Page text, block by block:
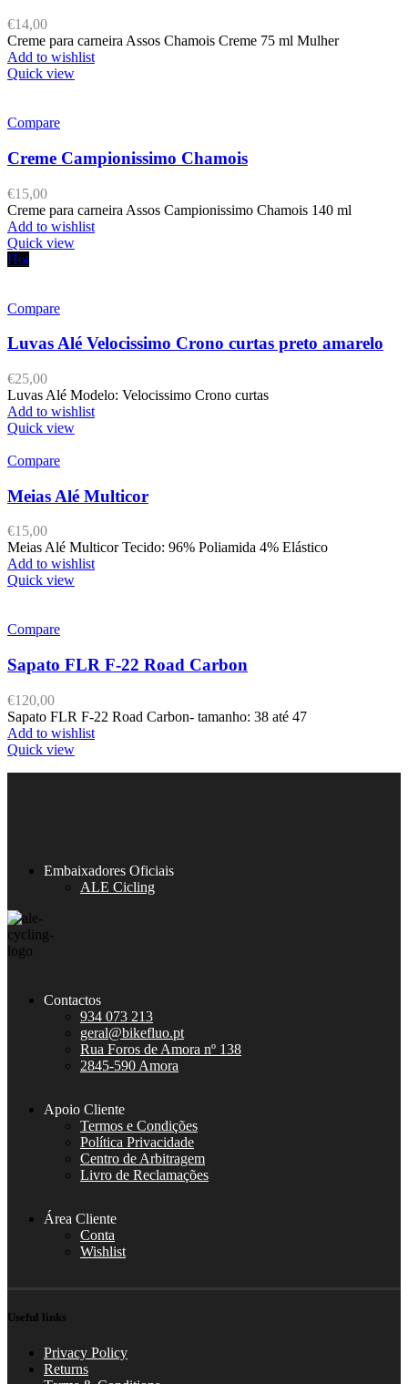
€14,00
Creme para carneira Assos Chamois Creme 75 ml Mulher
Add to wishlist
Quick view
Compare
Creme Campionissimo Chamois
€15,00
Creme para carneira Assos Campionissimo Chamois 140 ml
Add to wishlist
Quick view
Hot
Compare
Luvas Alé Velocissimo Crono curtas preto amarelo
€25,00
Luvas Alé Modelo: Velocissimo Crono curtas
Add to wishlist
Quick view
Compare
Meias Alé Multicor
€15,00
Meias Alé Multicor Tecido: 96% Poliamida 4% Elástico
Add to wishlist
Quick view
Compare
Sapato FLR F-22 Road Carbon
€120,00
Sapato FLR F-22 Road Carbon- tamanho: 38 até 47
Add to wishlist
Quick view
Embaixadores Oficiais
ALE Cicling
Contactos
934 073 213
geral@bikefluo.pt
Rua Foros de Amora nº 138
2845-590 Amora
Apoio Cliente
Termos e Condições
Política Privacidade
Centro de Arbitragem
Livro de Reclamações
Área Cliente
Conta
Wishlist
Useful links
Privacy Policy
Returns